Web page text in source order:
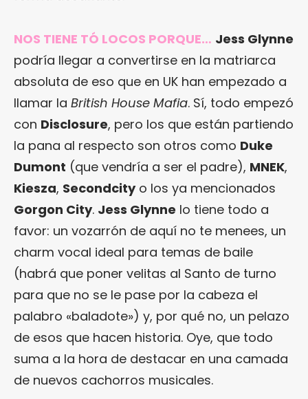
NOS TIENE TÓ LOCOS PORQUE… Jess Glynne
podría llegar a convertirse en la matriarca
absoluta de eso que en UK han empezado a
llamar la British House Mafia. Sí, todo empezó
con Disclosure, pero los que están partiendo
la pana al respecto son otros como Duke
Dumont (que vendría a ser el padre), MNEK,
Kiesza, Secondcityo los ya mencionados
Gorgon City. Jess Glynne lo tiene todo a
favor: un vozarrón de aquí no te menees, un
charm vocal ideal para temas de baile
(habrá que poner velitas al Santo de turno
para que no se le pase por la cabeza el
palabro «baladote») y, por qué no, un pelazo
de esos que hacen historia. Oye, que todo
suma a la hora de destacar en una camada
de nuevos cachorros musicales.